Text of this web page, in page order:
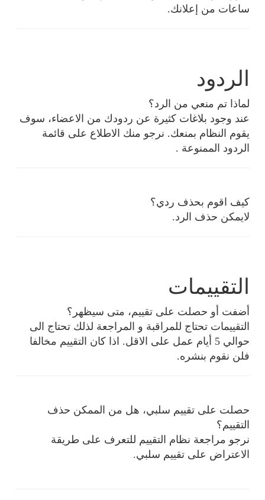
ساعات من إعلانك.
الردود
لماذا تم منعي من الرد؟
عند وجود بلاغات كثيرة عن ردودك من الاعضاء، سوف
يقوم النظام بمنعك. نرجو منك الاطلاع على قائمة
الردود الممنوعة .
كيف اقوم بحذف ردي؟
لايمكن حذف الرد.
التقييمات
أضفت أو حصلت على تقييم، متى سيظهر؟
التقييمات تحتاج للمراقبة و المراجعة لذلك تحتاج الى
حوالي 5 أيام عمل على الاقل. اذا كان التقييم مخالفا
فلن نقوم بنشره.
حصلت على تقييم سلبي، هل من الممكن حذف
التقييم؟
نرجو مراجعة نظام التقييم للتعرف على طريقة
الاعتراض على تقييم سلبي.